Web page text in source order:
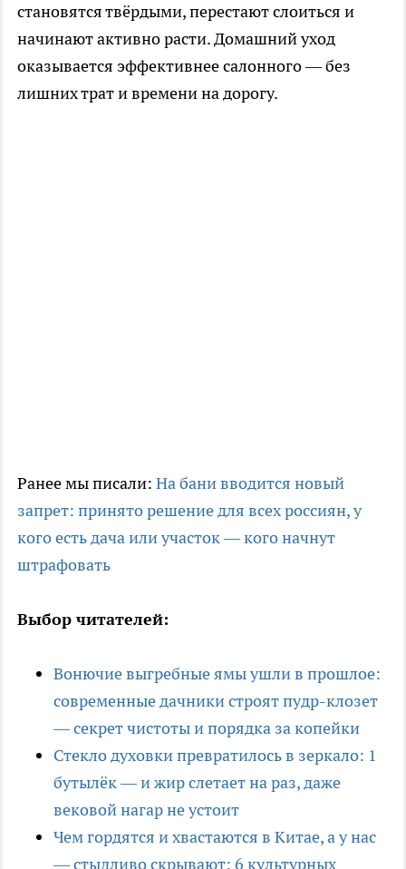
становятся твёрдыми, перестают слоиться и
начинают активно расти. Домашний уход
оказывается эффективнее салонного — без
лишних трат и времени на дорогу.
Ранее мы писали: На бани вводится новый
запрет: принято решение для всех россиян, у
кого есть дача или участок — кого начнут
штрафовать
Выбор читателей:
Вонючие выгребные ямы ушли в прошлое:
современные дачники строят пудр-клозет
— секрет чистоты и порядка за копейки
Стекло духовки превратилось в зеркало: 1
бутылёк — и жир слетает на раз, даже
вековой нагар не устоит
Чем гордятся и хвастаются в Китае, а у нас
— стыдливо скрывают: 6 культурных